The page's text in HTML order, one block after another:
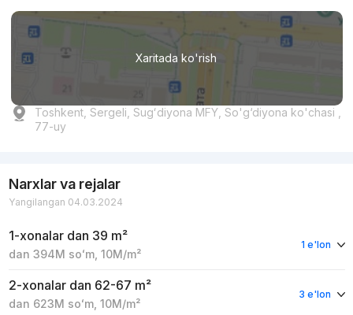
Xaritada ko'rish
Toshkent, Sergeli, Sugʻdiyona MFY, So'g‘diyona ko'chasi ,
77-uy
Narxlar va rejalar
Yangilangan 04.03.2024
1-xonalar dan 39 m²
dan 394M soʻm, 10M/m²
1 e'lon
2-xonalar dan 62-67 m²
dan 623M soʻm, 10M/m²
3 e'lon